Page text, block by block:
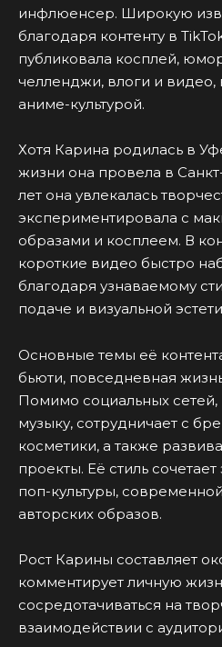
инфлюенсер. Широкую
благодаря контенту в
публиковала косплей,
челленджи, влоги и
аниме-культурой.
Хотя Карина родилась в
жизни она провела в
лет она увлекалась
экспериментировала с
образами и косплеем. В
короткие видео быстро
благодаря узнаваемому
подаче и визуальной
Основные темы её
бьюти, повседневная
Помимо социальных сетей,
музыку, сотрудничает с
косметики, а также
проекты. Её стиль
поп-культуры,
авторских образов.
Рост Карины составляет
комментирует личную
сосредотачиваться на
взаимодействии с